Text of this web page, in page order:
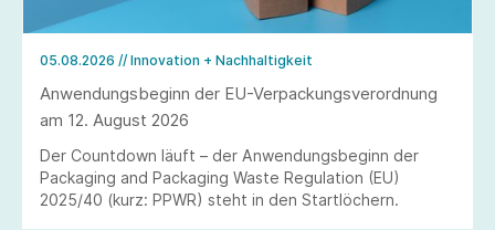
05.08.2026 // Innovation + Nachhaltigkeit
Anwendungsbeginn der EU-Verpackungsverordnung
am 12. August 2026
Der Countdown läuft – der Anwendungsbeginn der
Packaging and Packaging Waste Regulation (EU)
2025/40 (kurz: PPWR) steht in den Startlöchern.